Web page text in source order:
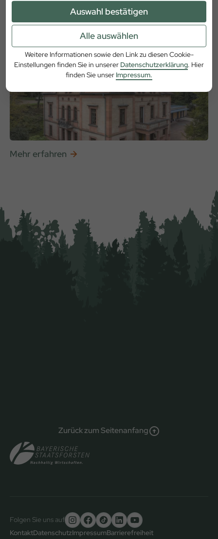
Auswahl bestätigen
Alle auswählen
Weitere Informationen sowie den Link zu diesen Cookie-
Einstellungen finden Sie in unserer Datenschutzerklärung. Hier
finden Sie unser Impressum.
Vom Parkplatz aus folgen Sie bitte der Beschilderung.
Lindenallee 31, 63869 Heigenbrücken
Mehr erfahren
Zurück zum Seitenanfang
Folgen Sie uns auf
Untere
KontaktDatenschutzImpressumBarrierefreiheit